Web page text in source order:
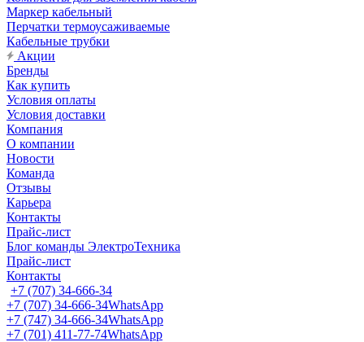
Маркер кабельный
Перчатки термоусаживаемые
Кабельные трубки
Акции
Бренды
Как купить
Условия оплаты
Условия доставки
Компания
О компании
Новости
Команда
Отзывы
Карьера
Контакты
Прайс-лист
Блог команды ЭлектроТехника
Прайс-лист
Контакты
+7 (707) 34-666-34
+7 (707) 34-666-34WhatsApp
+7 (747) 34-666-34WhatsApp
+7 (701) 411-77-74WhatsApp